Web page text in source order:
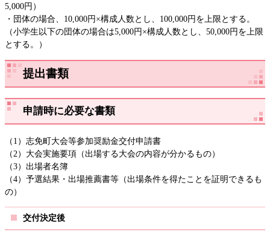
5,000円）
・団体の場合、10,000円×構成人数とし、100,000円を上限とする。
（小学生以下の団体の場合は5,000円×構成人数とし、50,000円を上限
とする。）
提出書類
申請時に必要な書類
（1）志免町大会等参加奨励金交付申請書
（2）大会実施要項（出場する大会の内容が分かるもの）
（3）出場者名簿
（4）予選結果・出場推薦書等（出場条件を得たことを証明できるも
の）
交付決定後